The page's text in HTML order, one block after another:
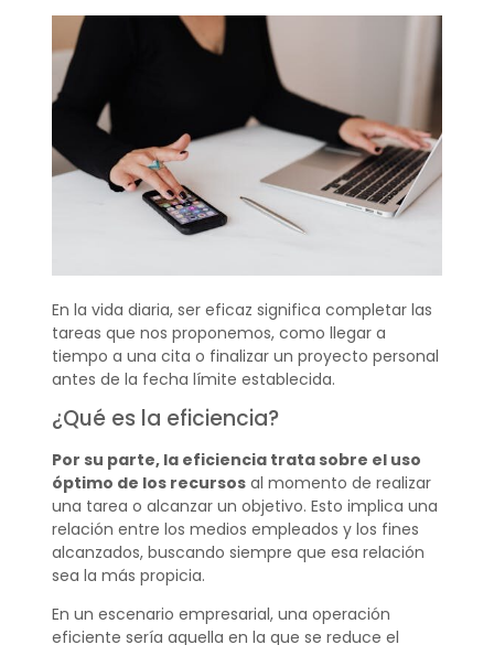
En la vida diaria, ser eficaz significa completar las
tareas que nos proponemos, como llegar a
tiempo a una cita o finalizar un proyecto personal
antes de la fecha límite establecida.
¿Qué es la eficiencia?
Por su parte, la eficiencia trata sobre el uso
óptimo de los recursosal momento de realizar
una tarea o alcanzar un objetivo. Esto implica una
relación entre los medios empleados y los fines
alcanzados, buscando siempre que esa relación
sea la más propicia.
En un escenario empresarial, una operación
eficiente sería aquella en la que se reduce el